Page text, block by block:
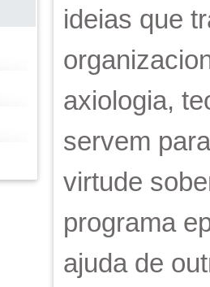
ideias que
axiologia,
servem
virtude
programa
ajuda de